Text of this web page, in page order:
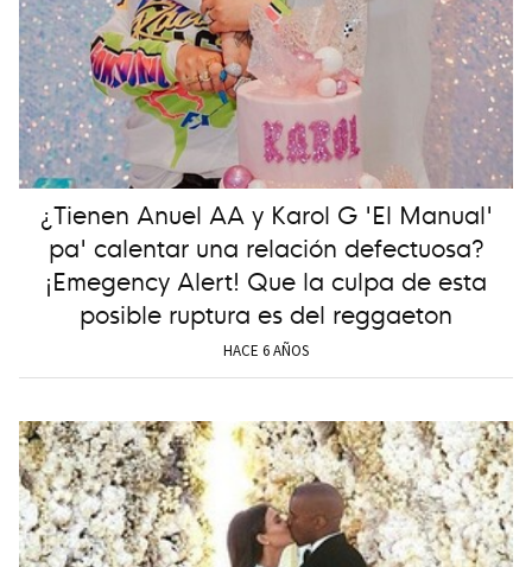
¿Tienen Anuel AA y Karol G 'El Manual'
pa' calentar una relación defectuosa?
¡Emegency Alert! Que la culpa de esta
posible ruptura es del reggaeton
HACE 6 AÑOS